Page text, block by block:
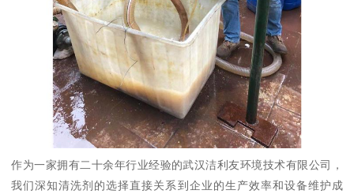
作为一家拥有二十余年行业经验的武汉洁利友环境技术有限公司，
我们深知清洗剂的选择直接关系到企业的生产效率和设备维护成